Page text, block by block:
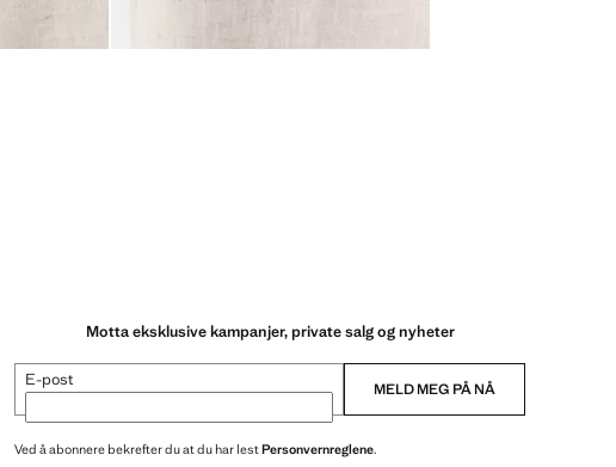
Motta eksklusive kampanjer, private salg og nyheter
E-post MELD MEG PÅ NÅ
Ved å abonnere bekrefter du at du har lestPersonvernreglene.